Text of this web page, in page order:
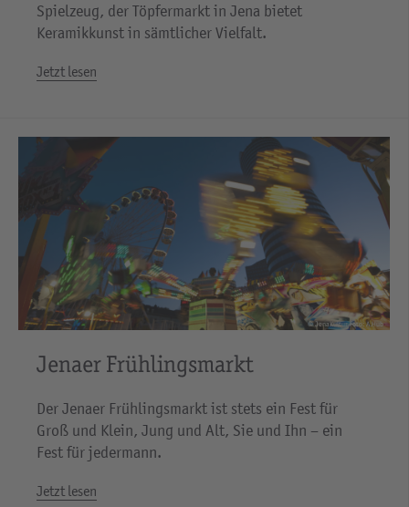
Spielzeug, der Töpfermarkt in Jena bietet
Keramikkunst in sämtlicher Vielfalt.
Jetzt lesen
© JenaKultur Foto: A.Hub
Jenaer Frühlingsmarkt
Der Jenaer Frühlingsmarkt ist stets ein Fest für
Groß und Klein, Jung und Alt, Sie und Ihn – ein
Fest für jedermann.
Jetzt lesen